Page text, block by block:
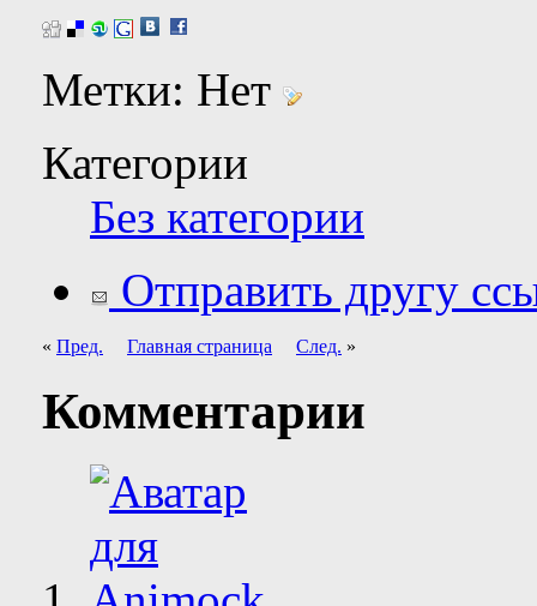
Метки: Нет
Категории
Без категории
Отправить другу
« Пред. Главная страница След. »
Комментарии